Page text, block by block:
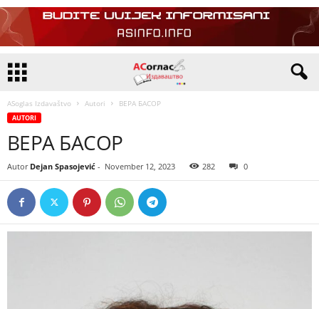
ASoglas Izdavaštvo Autori ВЕРА БАСОР
AUTORI
ВЕРА БАСОР
Autor Dejan Spasojević - November 12, 2023 282 0